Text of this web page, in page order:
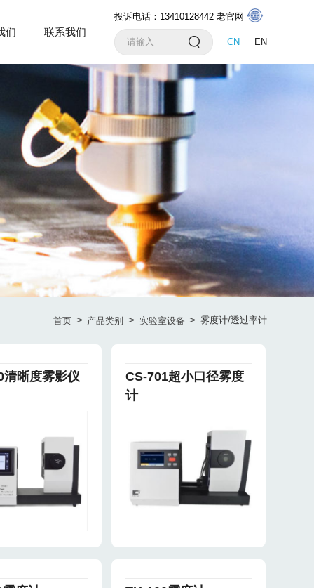
们 联系我们
投诉电话：13410128442 老官网
CN EN
首页 > 产品类别 > 实验室设备 > 雾度计/透过率计
清晰度雾影仪
CS-701超小口径雾度
计